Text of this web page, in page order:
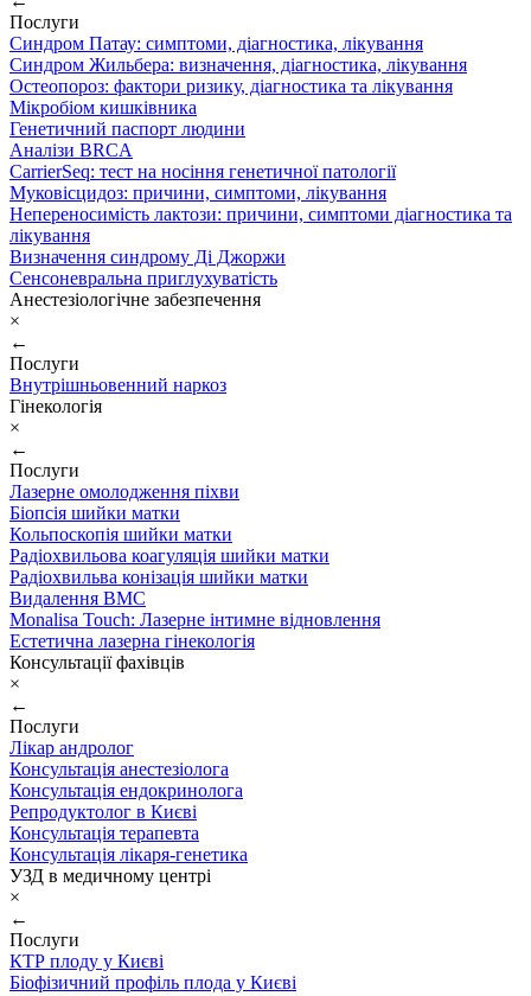
Послуги
Синдром Патау: симптоми, дiагностика, лiкування
Синдром Жильбера: визначення, діагностика, лікування
Остеопороз: фактори ризику, діагностика та лікування
Мікробіом кишківника
Генетичний паспорт людини
Аналізи BRCA
CarrierSeq: тест на носіння генетичної патології
Муковісцидоз: причини, симптоми, лікування
Непереносимість лактози: причини, симптоми діагностика та
лікування
Визначення синдрому Ді Джоржи
Сенсоневральна приглухуватість
Анестезіологічне забезпечення
×
←
Послуги
Внутрішньовенний наркоз
Гінекологія
×
←
Послуги
Лазерне омолодження піхви
Біопсія шийки матки
Кольпоскопія шийки матки
Радіохвильова коагуляція шийки матки
Радіохвильва конізація шийки матки
Видалення ВМС
Monalisa Touch: Лазерне інтимне відновлення
Естетична лазерна гінекологія
Консультації фахівців
×
←
Послуги
Лікар андролог
Консультація анестезіолога
Консультація ендокринолога
Репродуктолог в Києві
Консультація терапевта
Консультація лікаря-генетика
УЗД в медичному центрі
×
←
Послуги
КТР плоду у Києві
Біофізичний профіль плода у Києві